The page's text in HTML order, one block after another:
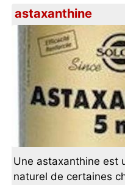
astaxanthine
Une astaxanthine est
naturel de certaines